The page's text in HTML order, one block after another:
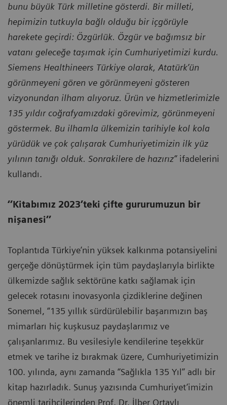
bunu büyük Türk milletine gösterdi. Bir milleti,
hepimizin tutkuyla bağlı olduğu bir içgörüyle
harekete geçirdi: Özgürlük. Özgür ve bağımsız bir
vatanı geleceğe taşımak için Cumhuriyetimizi kurdu.
Siemens Healthineers Türkiye olarak, Atatürk’ün
görünmeyeni gören ve görünmeyeni gösteren
vizyonundan ilham alıyoruz. Ürün ve hizmetlerimizle
135 yıldır coğrafyamızdaki görevimiz, görünmeyeni
göstermek. Bu ilhamla ülkemizin tarihiyle kol kola
yürüdük ve çok çalışarak Cumhuriyetimizin ilk yüz
yılının tanığı olduk. Sonrakilere de hazırız”ifadelerini
kullandı.
‘’Kitabımız 2023’teki çifte gururumuzun bir
nişanesi’’
Toplantıda Türkiye’nin yüksek kalkınma potansiyelini
gerçeğe dönüştürmek için tüm paydaşlarıyla birlikte
ülkemizde sağlık sektörüne katkı sağlamak için
gelecek rotasını inovasyonla çizdiklerine değinen
Sonemel, “135 yıllık sürdürülebilir başarımızın baş
mimarları hiç kuşkusuz paydaşlarımız ve
çalışanlarımız. Bu vesilesiyle kendilerine teşekkür
etmek ve tarihe iz bırakmak üzere, Cumhuriyetimizin
100. yılında, aynı zamanda ‘’Sağlıkla 135 Yıl’’ adlı bir
kitap hazırladık. Sunuş yazısında Cumhuriyet’imizin
önemli tarihçilerinden Prof. Dr. İlber Ortaylı